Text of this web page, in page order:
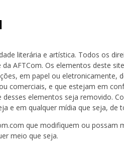
literária e artística. Todos os
AFTCom. Os elementos deste
em papel ou
comerciais, e que estejam em
elementos seja removido.
e em qualquer mídia que seja,
que modifiquem ou
meio que seja.